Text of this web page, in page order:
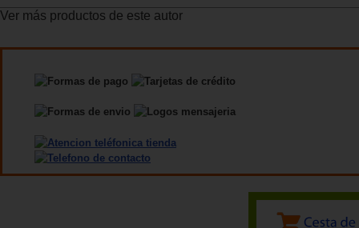
Ver más productos de este autor